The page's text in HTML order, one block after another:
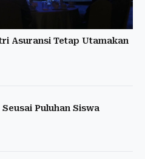
Asuransi Tetap Utamakan
Puluhan Siswa